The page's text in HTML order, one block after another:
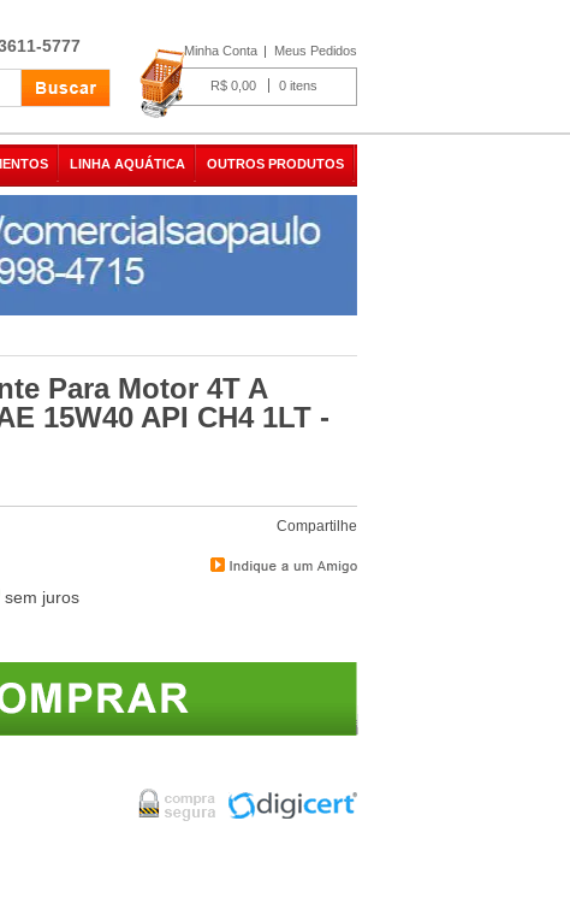
5777 Minha Conta Meus Pedidos
0
R$ 0,00
LINHA AQUÁTICA OUTROS PRODUTOS
Para Motor 4T A
15W40 API CH4 1LT -
Compartilhe